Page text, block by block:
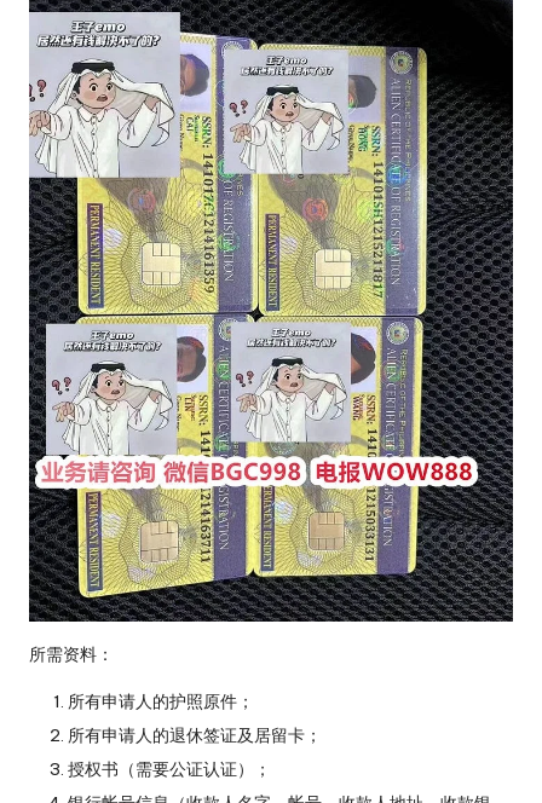
所需资料：
所有申请人的护照原件；
所有申请人的退休签证及居留卡；
授权书（需要公证认证）；